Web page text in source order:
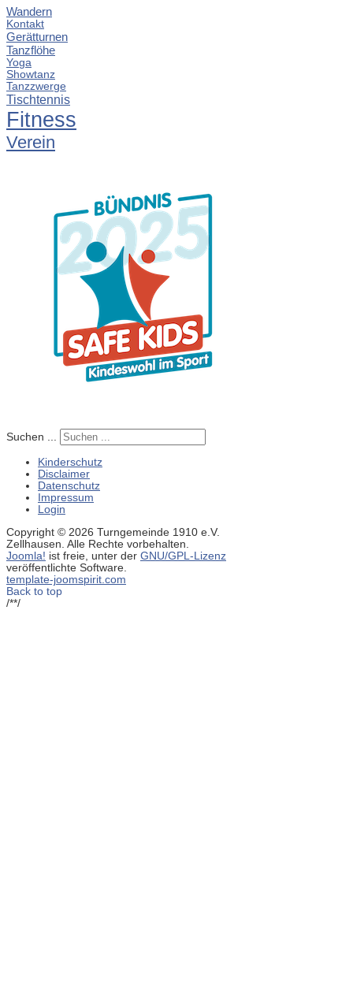
Wandern
Kontakt
Gerätturnen
Tanzflöhe
Yoga
Showtanz
Tanzzwerge
Tischtennis
Fitness
Verein
Suchen ...
Kinderschutz
Disclaimer
Datenschutz
Impressum
Login
Copyright © 2026 Turngemeinde 1910 e.V.
Zellhausen. Alle Rechte vorbehalten.
Joomla! ist freie, unter der GNU/GPL-Lizenz
veröffentlichte Software.
template-joomspirit.com
Back to top
/**/